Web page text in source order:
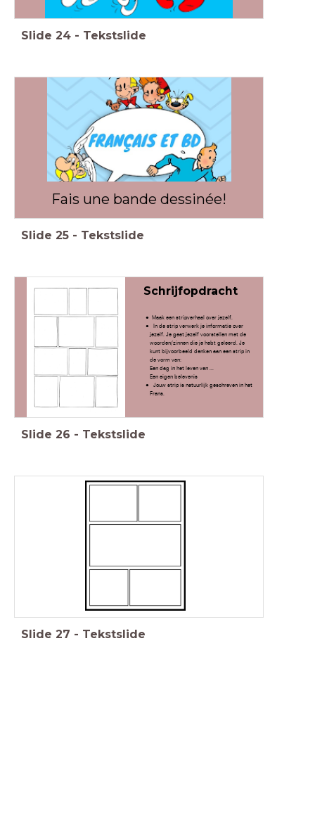
Slide 24 - Tekstslide
Fais une bande dessinée!
Slide 25 - Tekstslide
Schrijfopdracht
Maak een stripverhaal over jezelf.
In de strip verwerk je informatie over
jezelf. Je gaat jezelf voorstellen met de
woorden/zinnen die je hebt geleerd. Je
kunt bijvoorbeeld denken aan een strip in
de vorm van:
Een dag in het leven van ...
Een eigen belevenis
Jouw strip is natuurlijk geschreven in het
Frans.
Slide 26 - Tekstslide
Slide 27 - Tekstslide